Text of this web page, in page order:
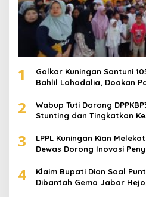
1
Golkar Kuningan Santuni
Bahlil Lahadalia, Doakan
2
Wabup Tuti Dorong
Stunting dan Tingkatkan
3
LPPL Kuningan Kian
Dewas Dorong Inovasi
4
Klaim Bupati Dian Soal
Dibantah Gema Jabar